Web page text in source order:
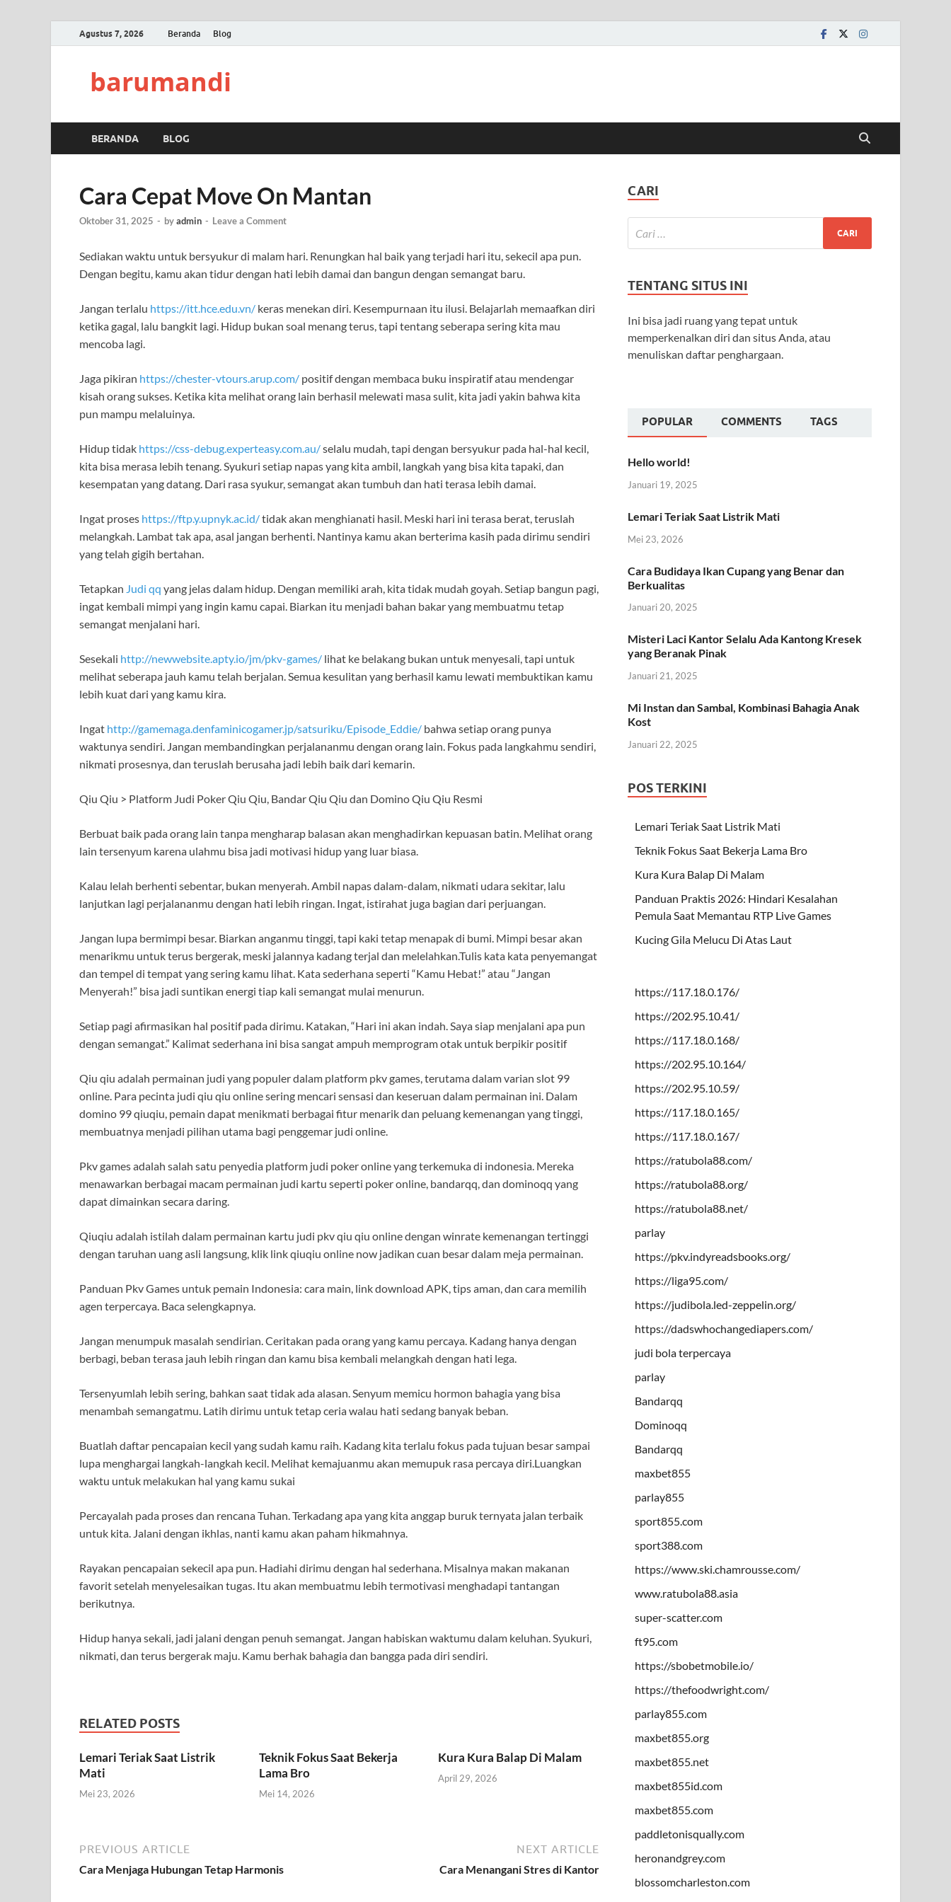
Agustus 7, 2026 Beranda Blog
barumandi
BERANDA BLOG
Cara Cepat Move On Mantan
Oktober 31, 2025 - byadmin - Leave a Comment
Sediakan waktu untuk bersyukur di malam hari. Renungkan hal baik yang terjadi hari itu, sekecil apa pun.
Dengan begitu, kamu akan tidur dengan hati lebih damai dan bangun dengan semangat baru.
Jangan terlalu https://itt.hce.edu.vn/ keras menekan diri. Kesempurnaan itu ilusi. Belajarlah memaafkan diri
ketika gagal, lalu bangkit lagi. Hidup bukan soal menang terus, tapi tentang seberapa sering kita mau
mencoba lagi.
Jaga pikiran https://chester-vtours.arup.com/ positif dengan membaca buku inspiratif atau mendengar
kisah orang sukses. Ketika kita melihat orang lain berhasil melewati masa sulit, kita jadi yakin bahwa kita
pun mampu melaluinya.
Hidup tidak https://css-debug.experteasy.com.au/selalu mudah, tapi dengan bersyukur pada hal-hal kecil,
kita bisa merasa lebih tenang. Syukuri setiap napas yang kita ambil, langkah yang bisa kita tapaki, dan
kesempatan yang datang. Dari rasa syukur, semangat akan tumbuh dan hati terasa lebih damai.
Ingat proses https://ftp.y.upnyk.ac.id/tidak akan menghianati hasil. Meski hari ini terasa berat, teruslah
melangkah. Lambat tak apa, asal jangan berhenti. Nantinya kamu akan berterima kasih pada dirimu sendiri
yang telah gigih bertahan.
Tetapkan Judi qq yang jelas dalam hidup. Dengan memiliki arah, kita tidak mudah goyah. Setiap bangun pagi,
ingat kembali mimpi yang ingin kamu capai. Biarkan itu menjadi bahan bakar yang membuatmu tetap
semangat menjalani hari.
Sesekali http://newwebsite.apty.io/jm/pkv-games/ lihat ke belakang bukan untuk menyesali, tapi untuk
melihat seberapa jauh kamu telah berjalan. Semua kesulitan yang berhasil kamu lewati membuktikan kamu
lebih kuat dari yang kamu kira.
Ingat http://gamemaga.denfaminicogamer.jp/satsuriku/Episode_Eddie/ bahwa setiap orang punya
waktunya sendiri. Jangan membandingkan perjalananmu dengan orang lain. Fokus pada langkahmu sendiri,
nikmati prosesnya, dan teruslah berusaha jadi lebih baik dari kemarin.
Qiu Qiu > Platform Judi Poker Qiu Qiu, Bandar Qiu Qiu dan Domino Qiu Qiu Resmi
Berbuat baik pada orang lain tanpa mengharap balasan akan menghadirkan kepuasan batin. Melihat orang
lain tersenyum karena ulahmu bisa jadi motivasi hidup yang luar biasa.
Kalau lelah berhenti sebentar, bukan menyerah. Ambil napas dalam-dalam, nikmati udara sekitar, lalu
lanjutkan lagi perjalananmu dengan hati lebih ringan. Ingat, istirahat juga bagian dari perjuangan.
Jangan lupa bermimpi besar. Biarkan anganmu tinggi, tapi kaki tetap menapak di bumi. Mimpi besar akan
menarikmu untuk terus bergerak, meski jalannya kadang terjal dan melelahkan.Tulis kata kata penyemangat
dan tempel di tempat yang sering kamu lihat. Kata sederhana seperti “Kamu Hebat!” atau “Jangan
Menyerah!” bisa jadi suntikan energi tiap kali semangat mulai menurun.
Setiap pagi afirmasikan hal positif pada dirimu. Katakan, “Hari ini akan indah. Saya siap menjalani apa pun
dengan semangat.” Kalimat sederhana ini bisa sangat ampuh memprogram otak untuk berpikir positif
Qiu qiu adalah permainan judi yang populer dalam platform pkv games, terutama dalam varian slot 99
online. Para pecinta judi qiu qiu online sering mencari sensasi dan keseruan dalam permainan ini. Dalam
domino 99 qiuqiu, pemain dapat menikmati berbagai fitur menarik dan peluang kemenangan yang tinggi,
membuatnya menjadi pilihan utama bagi penggemar judi online.
Pkv games adalah salah satu penyedia platform judi poker online yang terkemuka di indonesia. Mereka
menawarkan berbagai macam permainan judi kartu seperti poker online, bandarqq, dan dominoqq yang
dapat dimainkan secara daring.
Qiuqiu adalah istilah dalam permainan kartu judi pkv qiu qiu online dengan winrate kemenangan tertinggi
dengan taruhan uang asli langsung, klik link qiuqiu online now jadikan cuan besar dalam meja permainan.
Panduan Pkv Games untuk pemain Indonesia: cara main, link download APK, tips aman, dan cara memilih
agen terpercaya. Baca selengkapnya.
Jangan menumpuk masalah sendirian. Ceritakan pada orang yang kamu percaya. Kadang hanya dengan
berbagi, beban terasa jauh lebih ringan dan kamu bisa kembali melangkah dengan hati lega.
Tersenyumlah lebih sering, bahkan saat tidak ada alasan. Senyum memicu hormon bahagia yang bisa
menambah semangatmu. Latih dirimu untuk tetap ceria walau hati sedang banyak beban.
Buatlah daftar pencapaian kecil yang sudah kamu raih. Kadang kita terlalu fokus pada tujuan besar sampai
lupa menghargai langkah-langkah kecil. Melihat kemajuanmu akan memupuk rasa percaya diri.Luangkan
waktu untuk melakukan hal yang kamu sukai
Percayalah pada proses dan rencana Tuhan. Terkadang apa yang kita anggap buruk ternyata jalan terbaik
untuk kita. Jalani dengan ikhlas, nanti kamu akan paham hikmahnya.
Rayakan pencapaian sekecil apa pun. Hadiahi dirimu dengan hal sederhana. Misalnya makan makanan
favorit setelah menyelesaikan tugas. Itu akan membuatmu lebih termotivasi menghadapi tantangan
berikutnya.
Hidup hanya sekali, jadi jalani dengan penuh semangat. Jangan habiskan waktumu dalam keluhan. Syukuri,
nikmati, dan terus bergerak maju. Kamu berhak bahagia dan bangga pada diri sendiri.
RELATED POSTS
Lemari Teriak Saat Listrik
Mati
Mei 23, 2026
Teknik Fokus Saat Bekerja
Lama Bro
Mei 14, 2026
Kura Kura Balap Di Malam
April 29, 2026
PREVIOUS ARTICLE
Cara Menjaga Hubungan Tetap Harmonis
NEXT ARTICLE
Cara Menangani Stres di Kantor
CARI
TENTANG SITUS INI
Ini bisa jadi ruang yang tepat untuk
memperkenalkan diri dan situs Anda, atau
menuliskan daftar penghargaan.
POPULAR COMMENTS TAGS
Hello world!
Januari 19, 2025
Lemari Teriak Saat Listrik Mati
Mei 23, 2026
Cara Budidaya Ikan Cupang yang Benar dan
Berkualitas
Januari 20, 2025
Misteri Laci Kantor Selalu Ada Kantong Kresek
yang Beranak Pinak
Januari 21, 2025
Mi Instan dan Sambal, Kombinasi Bahagia Anak
Kost
Januari 22, 2025
POS TERKINI
Lemari Teriak Saat Listrik Mati
Teknik Fokus Saat Bekerja Lama Bro
Kura Kura Balap Di Malam
Panduan Praktis 2026: Hindari Kesalahan
Pemula Saat Memantau RTP Live Games
Kucing Gila Melucu Di Atas Laut
https://117.18.0.176/
https://202.95.10.41/
https://117.18.0.168/
https://202.95.10.164/
https://202.95.10.59/
https://117.18.0.165/
https://117.18.0.167/
https://ratubola88.com/
https://ratubola88.org/
https://ratubola88.net/
parlay
https://pkv.indyreadsbooks.org/
https://liga95.com/
https://judibola.led-zeppelin.org/
https://dadswhochangediapers.com/
judi bola terpercaya
parlay
Bandarqq
Dominoqq
Bandarqq
maxbet855
parlay855
sport855.com
sport388.com
https://www.ski.chamrousse.com/
www.ratubola88.asia
super-scatter.com
ft95.com
https://sbobetmobile.io/
https://thefoodwright.com/
parlay855.com
maxbet855.org
maxbet855.net
maxbet855id.com
maxbet855.com
paddletonisqually.com
heronandgrey.com
blossomcharleston.com